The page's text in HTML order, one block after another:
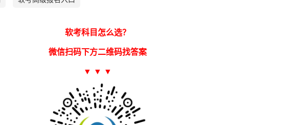
软考科目怎么选？
微信扫码下方二维码找答案
▼ ▼ ▼